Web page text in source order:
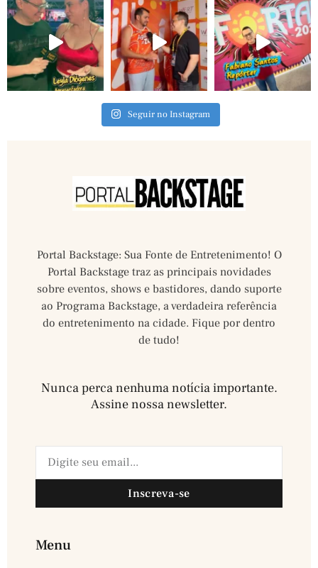
Seguir no Instagram
Portal Backstage: Sua Fonte de Entretenimento! O
Portal Backstage traz as principais novidades
sobre eventos, shows e bastidores, dando suporte
ao Programa Backstage, a verdadeira referência
do entretenimento na cidade. Fique por dentro
de tudo!
Nunca perca nenhuma notícia importante.
Assine nossa newsletter.​
Inscreva-se
Menu